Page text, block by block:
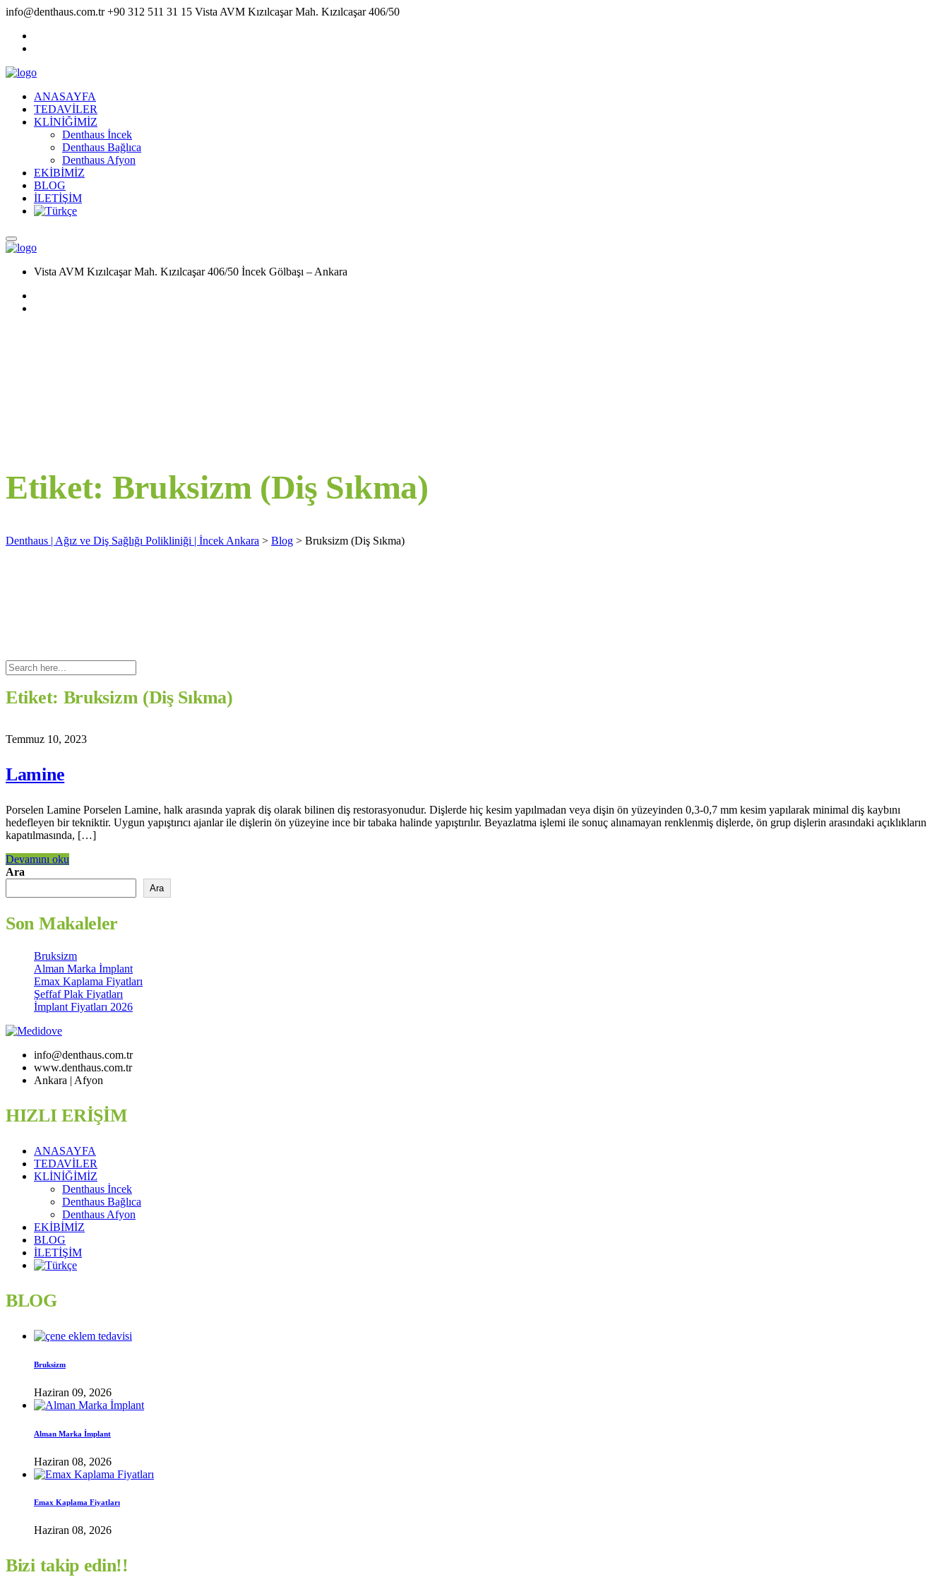
info@denthaus.com.tr +90 312 511 31 15 Vista AVM Kızılcaşar Mah. Kızılcaşar 406/50
ANASAYFA
TEDAVİLER
KLİNİĞİMİZ
Denthaus İncek
Denthaus Bağlıca
Denthaus Afyon
EKİBİMİZ
BLOG
İLETİŞİM
Vista AVM Kızılcaşar Mah. Kızılcaşar 406/50 İncek Gölbaşı – Ankara
Etiket: Bruksizm (Diş Sıkma)
Denthaus | Ağız ve Diş Sağlığı Polikliniği | İncek Ankara > Blog > Bruksizm (Diş Sıkma)
Etiket: Bruksizm (Diş Sıkma)
Temmuz 10, 2023
Lamine
Porselen Lamine Porselen Lamine, halk arasında yaprak diş olarak bilinen diş restorasyonudur. Dişlerde hiç kesim yapılmadan veya dişin ön yüzeyinden 0,3-0,7 mm kesim yapılarak minimal diş kaybını
hedefleyen bir tekniktir. Uygun yapıştırıcı ajanlar ile dişlerin ön yüzeyine ince bir tabaka halinde yapıştırılır. Beyazlatma işlemi ile sonuç alınamayan renklenmiş dişlerde, ön grup dişlerin arasındaki açıklıkların
kapatılmasında, […]
Devamını oku
Ara
Ara
Son Makaleler
Bruksizm
Alman Marka İmplant
Emax Kaplama Fiyatları
Şeffaf Plak Fiyatları
İmplant Fiyatları 2026
info@denthaus.com.tr
www.denthaus.com.tr
Ankara | Afyon
HIZLI ERİŞİM
ANASAYFA
TEDAVİLER
KLİNİĞİMİZ
Denthaus İncek
Denthaus Bağlıca
Denthaus Afyon
EKİBİMİZ
BLOG
İLETİŞİM
BLOG
Bruksizm
Haziran 09, 2026
Alman Marka İmplant
Haziran 08, 2026
Emax Kaplama Fiyatları
Haziran 08, 2026
Bizi takip edin!!